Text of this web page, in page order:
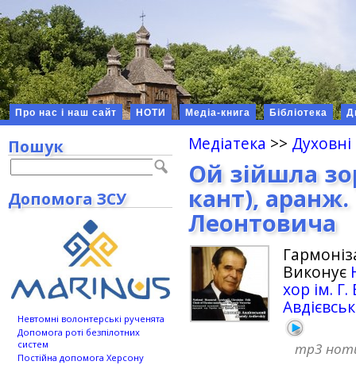
Про нас і наш сайт НОТИ Медіа-книга Бібліотека
Медіатека >>
Ой зійшла
кант),
Леонтовича
Виконує
хор ім.
mp3
Пошук
Допомога ЗСУ
Невтомні волонтерські рученята
Допомога роті безпілотних
систем
Постійна допомога Херсону